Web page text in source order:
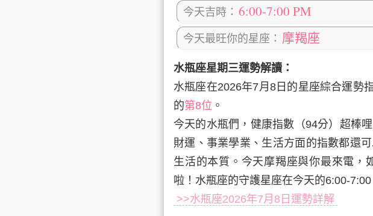
今天吉時： 6:00-7:00 PM
今天最旺你的星座： 摩羯座
水瓶座星期三運勢解讀：
水瓶座在2026年7月8日 的星座綜合運勢
的第8位 。
今天的水瓶們，健康指數（94分）超棒
財運、事業學業、生活方面的指數都還
生活的本質。今天摩羯座與你最來電，
啦！水瓶座的守護星座在今天的6:00-
>>水瓶座2026年7月8日運勢詳解